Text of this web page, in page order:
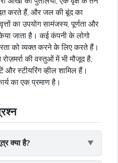
करते हैं, और जल की बूंद का
का उपयोग सामंजस्य, पूर्णता और
जाता है। कई कंपनी के लोगो
को व्यक्त करने के लिए करते हैं।
रोज़मर्रा की वस्तुओं में भी मौजूद है,
स्टीयरिंग व्हील शामिल हैं।
का एक प्रमाण है।
क्या है?